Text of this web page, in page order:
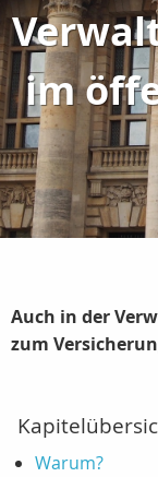
im
Auch in der
zum
Warum?